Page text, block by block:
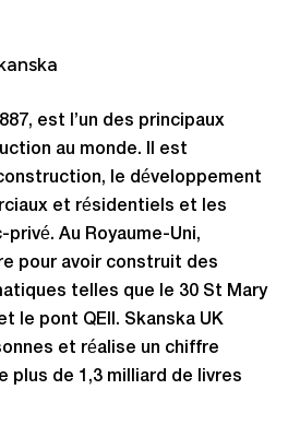
est l’un des principaux
au monde. Il est
le développement
et résidentiels et les
Au Royaume-Uni,
pour avoir construit des
telles que le 30 St Mary
le pont QEII. Skanska UK
et réalise un chiffre
plus de 1,3 milliard de livres